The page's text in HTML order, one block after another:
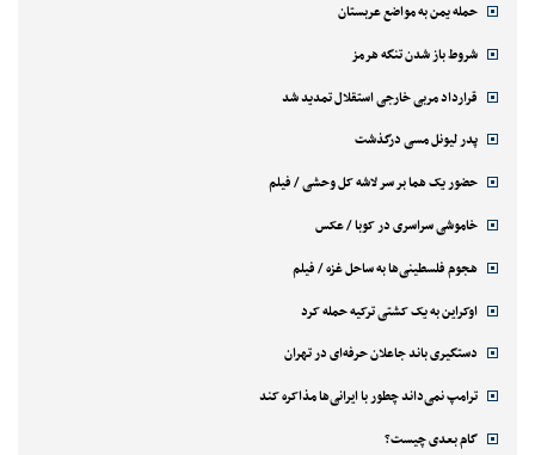
حمله یمن به مواضع عربستان
شروط باز شدن تنگه هرمز
قرارداد مربی خارجی استقلال تمدید شد
پدر لیونل مسی درگذشت
حضور یک هما بر سر لاشه‌ کل وحشی / فیلم
خاموشی سراسری در کوبا / عکس
هجوم فلسطینی‌ها به ساحل غزه / فیلم
اوکراین به یک کشتی ترکیه حمله کرد
دستگیری باند جاعلان حرفه‌ای در تهران
ترامپ نمی‌داند چطور با ایرانی‌ها مذاکره کند
گام بعدی چیست؟